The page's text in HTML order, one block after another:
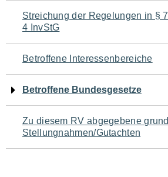
Navigation
für
den
Seiteninhalt
Streichung der Regelungen in §
4 InvStG
Betroffene Interessenbereiche
Betroffene Bundesgesetze
Zu diesem RV abgegebene
Stellungnahmen/Gutachten